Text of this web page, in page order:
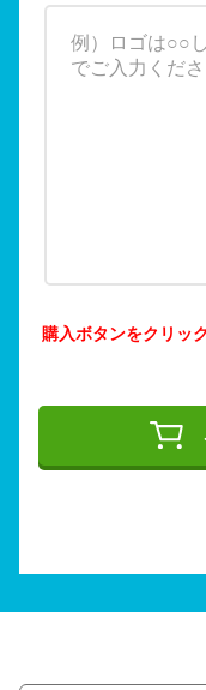
購入ボタンをクリッ